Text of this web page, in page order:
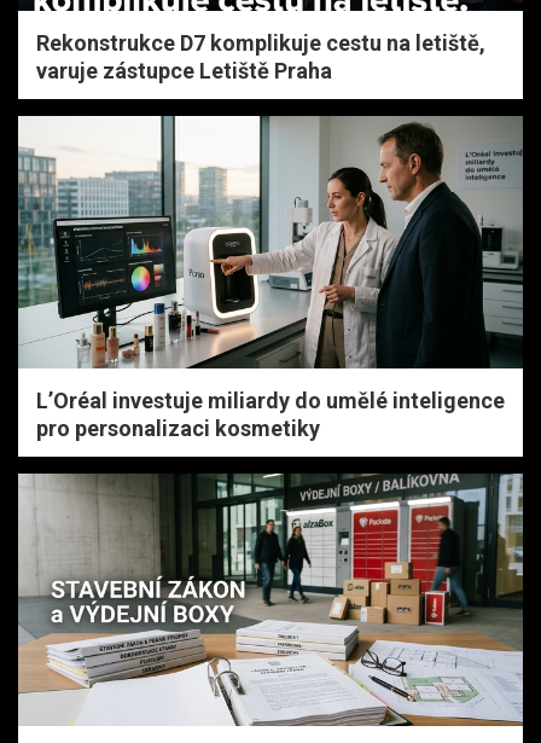
Rekonstrukce D7 komplikuje cestu na letiště,
varuje zástupce Letiště Praha
L’Oréal investuje miliardy do umělé inteligence
pro personalizaci kosmetiky